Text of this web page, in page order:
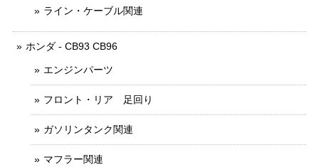
ライン・ケーブル関連
ホンダ - CB93 CB96
エンジンパーツ
フロント・リア 足回り
ガソリンタンク関連
マフラー関連